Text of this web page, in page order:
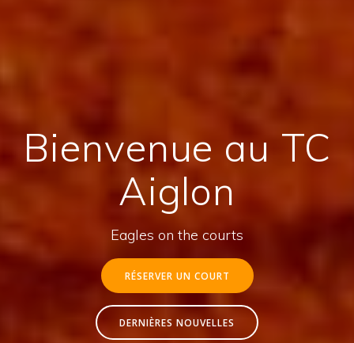
Bienvenue au TC
Aiglon
Eagles on the courts
RÉSERVER UN COURT
DERNIÈRES NOUVELLES